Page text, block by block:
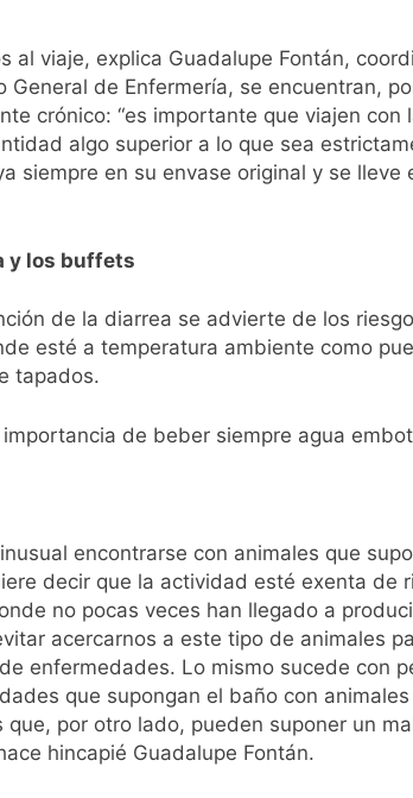
al viaje, explica Guadalupe Fontán,
General de Enfermería, se encuentran,
crónico: “es importante que viajen con
algo superior a lo que sea
siempre en su envase original y se lleve
y los buffets
de la diarrea se advierte de los
esté a temperatura ambiente como
tapados.
de beber siempre agua
encontrarse con animales que
decir que la actividad esté exenta de
no pocas veces han llegado a
acercarnos a este tipo de animales
enfermedades. Lo mismo sucede con
que supongan el baño con
por otro lado, pueden suponer un
hincapié Guadalupe Fontán.